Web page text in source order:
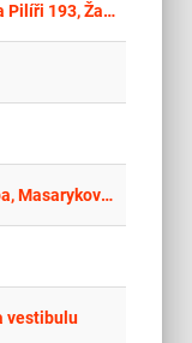
Výměna výplní otvorů v prodejny, Na Pilíři 193, Žacléř
Stavební úpravy holičství + přístavba, Masarykovo náměstí č.p. 1340, Přelouč
vestibulu